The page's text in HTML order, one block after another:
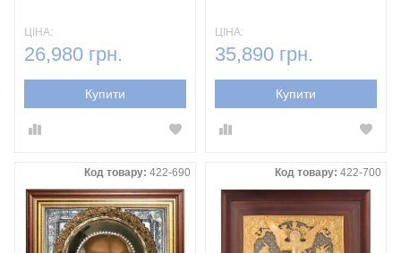
ЦІНА:
26,980 грн.
Купити
ЦІНА:
35,890 грн.
Купити
Код товару: 422-690 Код товару: 422-700